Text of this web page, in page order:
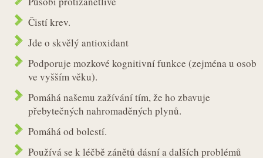
Čistí krev.
Jde o skvělý antioxidant
Podporuje mozkové kognitivní funkce (zejména u osob
ve vyšším věku).
Pomáhá našemu zažívání tím, že ho zbavuje
přebytečných nahromaděných plynů.
Pomáhá od bolestí.
Používá se k léčbě zánětů dásní a dalších problémů